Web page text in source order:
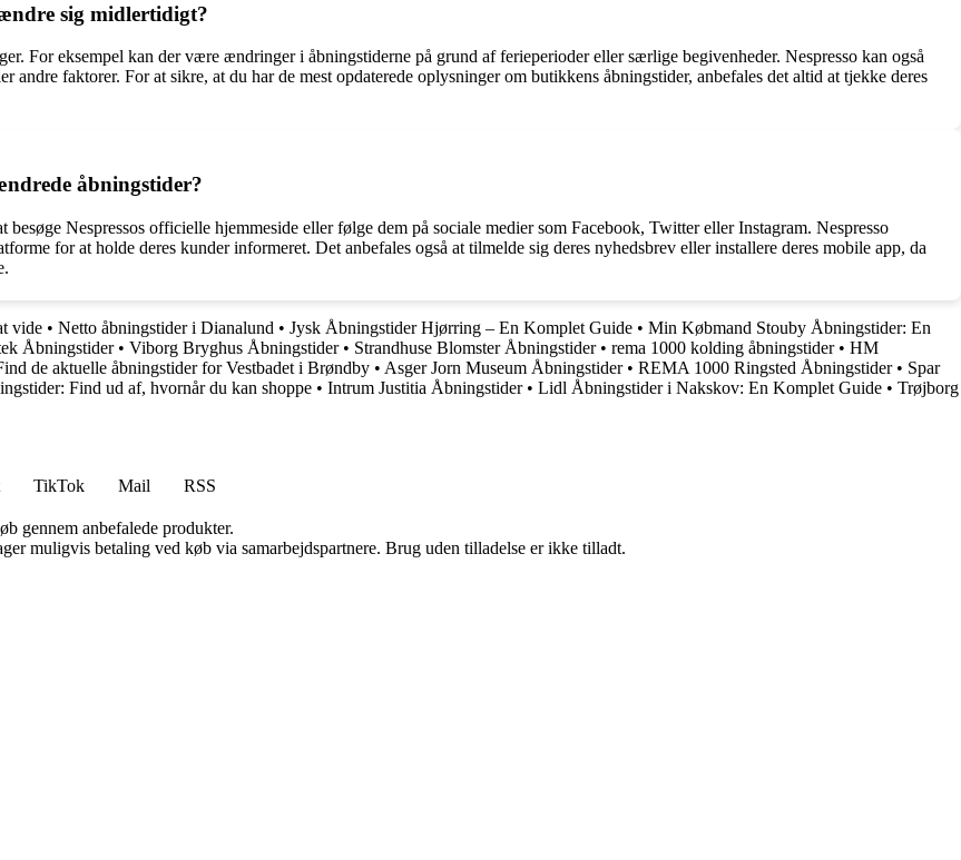
sig midlertidigt?
For eksempel kan der være ændringer i åbningstiderne på grund af ferieperioder eller særlige begivenheder. Nespresso kan også
andre faktorer. For at sikre, at du har de mest opdaterede oplysninger om butikkens åbningstider, anbefales det altid at tjekke deres
åbningstider?
Nespressos officielle hjemmeside eller følge dem på sociale medier som Facebook, Twitter eller Instagram. Nespresso
for at holde deres kunder informeret. Det anbefales også at tilmelde sig deres nyhedsbrev eller installere deres mobile app, da
vide • Netto åbningstider i Dianalund • Jysk Åbningstider Hjørring – En Komplet Guide • Min Købmand Stouby Åbningstider: En
Åbningstider• Viborg Bryghus Åbningstider• Strandhuse Blomster Åbningstider• rema 1000 kolding åbningstider• HM
de aktuelle åbningstider for Vestbadet i Brøndby • Asger Jorn Museum Åbningstider• REMA 1000 Ringsted Åbningstider• Spar
Find ud af, hvornår du kan shoppe • Intrum Justitia Åbningstider• Lidl Åbningstider i Nakskov: En Komplet Guide • Trøjborg
TikTok Mail
RSS
gennem anbefalede produkter.
muligvis betaling ved køb via samarbejdspartnere. Brug uden tilladelse er ikke tilladt.